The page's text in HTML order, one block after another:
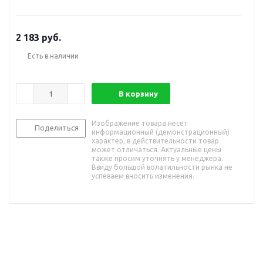
2 183 руб.
Есть в наличии
В корзину
Поделиться
Изображение товара несет
информационный (демонстрационный)
характер, в действительности товар
может отличаться. Актуальные цены
также просим уточнять у менеджера.
Ввиду большой волатильности рынка не
успеваем вносить изменения.